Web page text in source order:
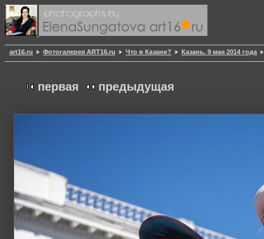
art16.ru Фотогалерея ART16.ru Что в Казани? Казань. 9 мая 2014 года
первая предыдущая